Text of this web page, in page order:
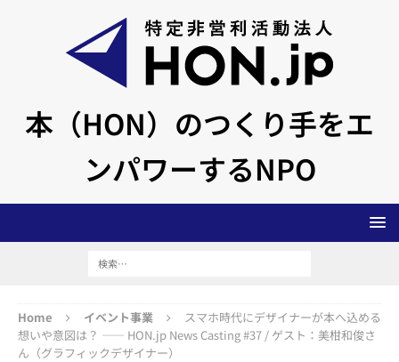
本（HON）のつくり手をエ
ンパワーするNPO
Home イベント事業
スマホ時代にデザイナーが本へ込める
想いや意図は？ ―― HON.jp News Casting #37 / ゲスト：美柑和俊さ
ん（グラフィックデザイナー）